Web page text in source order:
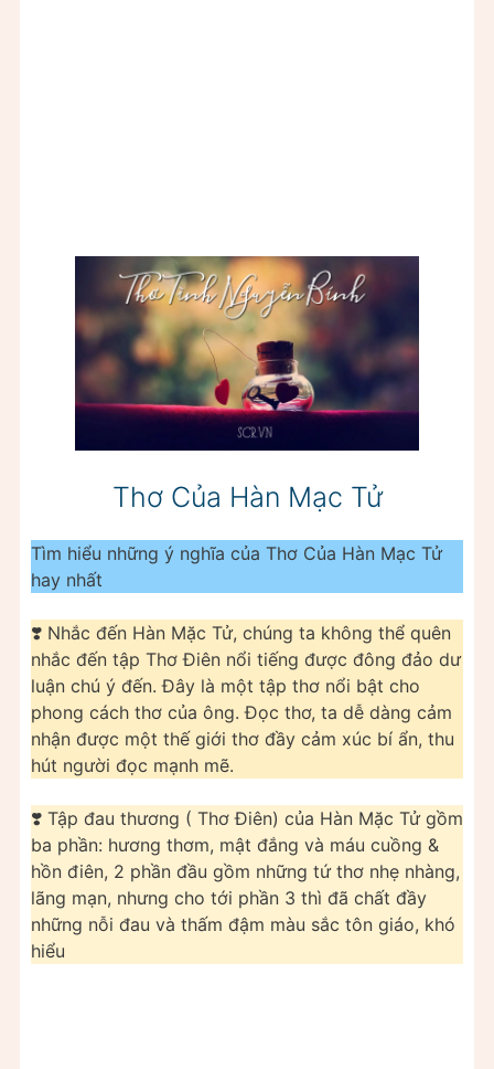
Thơ Của Hàn Mạc Tử
Tìm hiểu những ý nghĩa của Thơ Của Hàn Mạc Tử
hay nhất
❣️ Nhắc đến Hàn Mặc Tử, chúng ta không thể quên
nhắc đến tập Thơ Điên nổi tiếng được đông đảo dư
luận chú ý đến. Đây là một tập thơ nổi bật cho
phong cách thơ của ông. Đọc thơ, ta dễ dàng cảm
nhận được một thế giới thơ đầy cảm xúc bí ẩn, thu
hút người đọc mạnh mẽ.
❣️ Tập đau thương ( Thơ Điên) của Hàn Mặc Tử gồm
ba phần: hương thơm, mật đắng và máu cuồng &
hồn điên, 2 phần đầu gồm những tứ thơ nhẹ nhàng,
lãng mạn, nhưng cho tới phần 3 thì đã chất đầy
những nỗi đau và thấm đậm màu sắc tôn giáo, khó
hiểu